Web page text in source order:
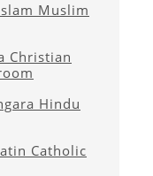
Muslim
Christian
Hindu
Catholic